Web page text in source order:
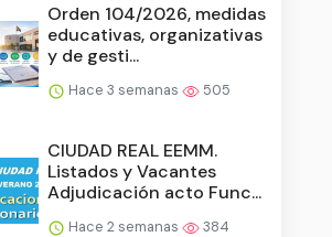
Orden 104/2026, medidas
educativas, organizativas
y de gesti...
Hace 3 semanas 505
CIUDAD REAL EEMM.
Listados y Vacantes
Adjudicación acto Func...
Hace 2 semanas 384